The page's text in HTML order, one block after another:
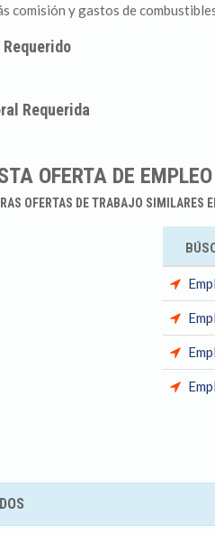
comisión y gastos de
Requerida
OFERTA DE
OFERTAS DE TRABAJO SIMILARES